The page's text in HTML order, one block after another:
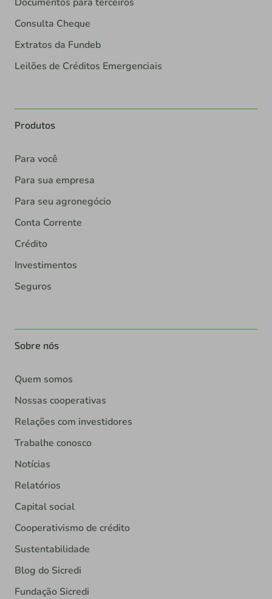
Consulta Cheque
Extratos da Fundeb
Leilões de Créditos Emergenciais
Produtos
Para você
Para sua empresa
Para seu agronegócio
Conta Corrente
Crédito
Investimentos
Seguros
Sobre nós
Quem somos
Nossas cooperativas
Relações com investidores
Trabalhe conosco
Notícias
Relatórios
Capital social
Cooperativismo de crédito
Sustentabilidade
Blog do Sicredi
Fundação Sicredi